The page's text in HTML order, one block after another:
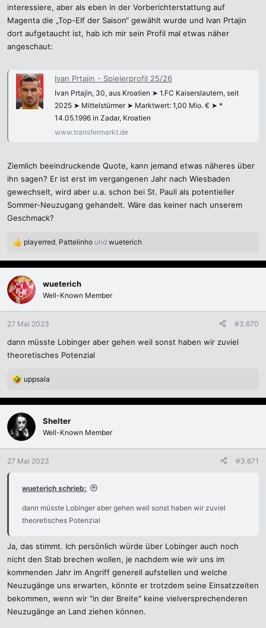
:
interessiere, aber als eben in der Vorberichterstattung auf
Magenta die „Top-Elf der Saison“ gewählt wurde und Ivan Prtajin
dort aufgetaucht ist, hab ich mir sein Profil mal etwas näher
angeschaut:
Ivan Prtajin - Spielerprofil 25/26
Ivan Prtajin, 30, aus Kroatien ➤ 1.FC Kaiserslautern, seit
2025 ➤ Mittelstürmer ➤ Marktwert: 1,00 Mio. € ➤ *
14.05.1996 in Zadar, Kroatien
www.transfermarkt.de
Ziemlich beeindruckende Quote, kann jemand etwas näheres über
ihn sagen? Er ist erst im vergangenen Jahr nach Wiesbaden
gewechselt, wird aber u.a. schon bei St. Pauli als potentieller
Sommer-Neuzugang gehandelt. Wäre das keiner nach unserem
Geschmack?
R
a
k
t
i
o
n
n
:
playerred Pattelinho und wueterich
wueterich
Well-Known Member
27 Mai 2023 #3.670
dann müsste Lobinger aber gehen weil sonst haben wir zuviel
theoretisches Potenzial
R
a
k
i
o
n
uppsala
Shelter
Well-Known Member
27 Mai 2023 #3.671
wueterich schrieb:
dann müsste Lobinger aber gehen weil sonst haben wir zuviel
theoretisches Potenzial
Ja, das stimmt. Ich persönlich würde über Lobinger auch noch
nicht den Stab brechen wollen, je nachdem wie wir uns im
kommenden Jahr im Angriff generell aufstellen und welche
Neuzugänge uns erwarten, könnte er trotzdem seine Einsatzzeiten
bekommen, wenn wir "in der Breite" keine vielversprechenderen
Neuzugänge an Land ziehen können.